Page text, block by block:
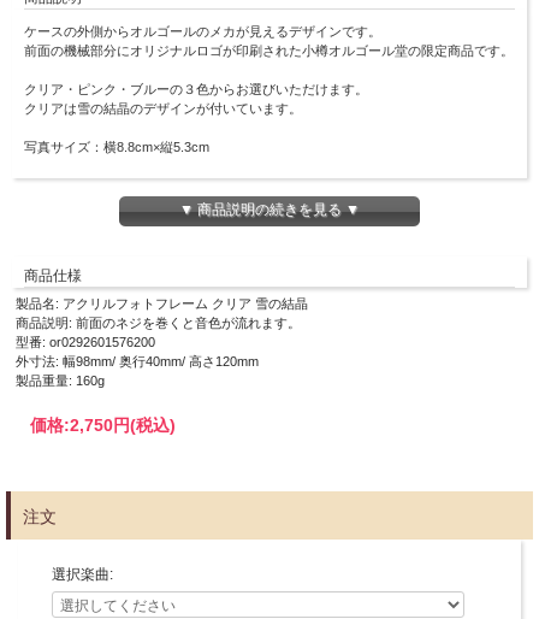
ケースの外側からオルゴールのメカが見えるデザインです。
前面の機械部分にオリジナルロゴが印刷された小樽オルゴール堂の限定商品です。
クリア・ピンク・ブルーの３色からお選びいただけます。
クリアは雪の結晶のデザインが付いています。
写真サイズ：横8.8cm×縦5.3cm
▼ 商品説明の続きを見る ▼
商品仕様
製品名: アクリルフォトフレーム クリア 雪の結晶
商品説明: 前面のネジを巻くと音色が流れます。
型番: or0292601576200
外寸法: 幅98mm/ 奥行40mm/ 高さ120mm
製品重量: 160g
価格:2,750円(税込)
注文
選択楽曲: